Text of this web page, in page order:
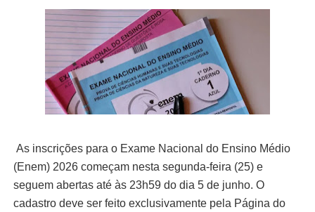
As inscrições para o Exame Nacional do Ensino Médio
(Enem) 2026 começam nesta segunda-feira (25) e
seguem abertas até às 23h59 do dia 5 de junho. O
cadastro deve ser feito exclusivamente pela Página do